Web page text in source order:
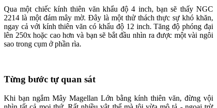
Qua một chiếc kính thiên văn khẩu độ 4 inch, bạn sẽ thấy NGC
2214 là một đám mây mờ. Đây là một thử thách thực sự khó khăn,
ngay cả với kính thiên văn có khẩu độ 12 inch. Tăng độ phóng đại
lên 250x hoặc cao hơn và bạn sẽ bắt đầu nhìn ra được một vài ngôi
sao trong cụm ở phần rìa.
Từng bước tự quan sát
Khi bạn ngắm Mây Magellan Lớn bằng kính thiên văn, đừng vội